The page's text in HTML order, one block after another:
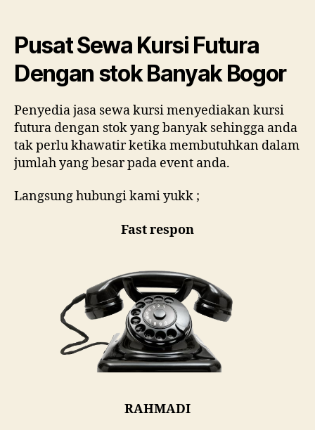
Pusat Sewa Kursi Futura
Dengan stok Banyak Bogor
Penyedia jasa sewa kursi menyediakan kursi
futura dengan stok yang banyak sehingga anda
tak perlu khawatir ketika membutuhkan dalam
jumlah yang besar pada event anda.
Langsung hubungi kami yukk ;
Fast respon
RAHMADI